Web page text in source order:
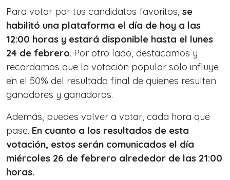
Para votar por tus candidatos favoritos, se
habilitó una plataforma el día de hoy a las
12:00 horas y estará disponible hasta el lunes
24 de febrero. Por otro lado, destacamos y
recordamos que la votación popular solo influye
en el 50% del resultado final de quienes resulten
ganadores y ganadoras.
Además, puedes volver a votar, cada hora que
pase. En cuanto a los resultados de esta
votación, estos serán comunicados el día
miércoles 26 de febrero alrededor de las 21:00
horas.